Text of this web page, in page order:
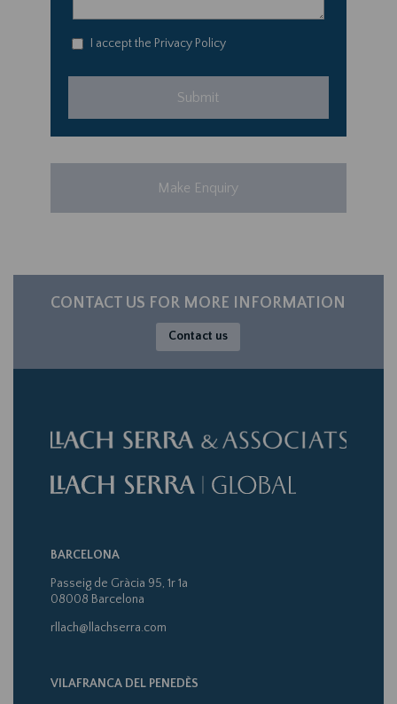
I accept the Privacy Policy
Make Enquiry
CONTACT US FOR MORE INFORMATION
Contact us
BARCELONA
Passeig de Gràcia 95, 1r 1a
08008 Barcelona
rllach@llachserra.com
VILAFRANCA DEL PENEDÈS